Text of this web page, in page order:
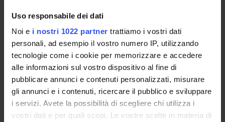
Uso responsabile dei dati
Noi e i nostri 1022 partner trattiamo i vostri dati
personali, ad esempio il vostro numero IP, utilizzando
tecnologie come i cookie per memorizzare e accedere
alle informazioni sul vostro dispositivo al fine di
pubblicare annunci e contenuti personalizzati, misurare
gli annunci e i contenuti, ricercare il pubblico e sviluppare
i servizi. Avete la possibilità di scegliere chi utilizza i
vostri dati e per quali scopi. Le vostre scelte in materia di
1.2. General theory of financial laws.
1.3. Interest rates and inflation.
1.4. Annuities, depreciation, and other compound financial
transactions.
1.5. Criteria for the valuation of certain financial assets.
2. Models for the bond market
2.1. Perfect markets. The principle of absence of arbitrage.
2.2. Interest rate structure by maturity
2.3. Valuation of spot and forward bonds.